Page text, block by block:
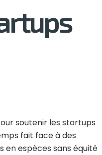
soutenir les startups
fait face à des
en espèces sans équité